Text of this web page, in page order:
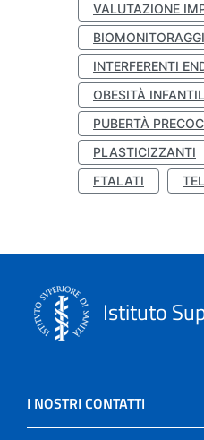
VALUTAZIONE
INTERFERENTI
OBESITÀ
PUBERTÀ
PLASTICIZZANTI
FTALATI
Istituto
I NOSTRI CONTATTI